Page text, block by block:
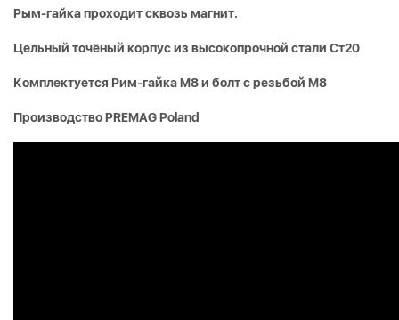
Рым-гайка проходит сквозь магнит.
Цельный точёный корпус из высокопрочной стали Ст20
Комплектуется Рим-гайка M8 и болт с резьбой M8
Производство PREMAG Poland